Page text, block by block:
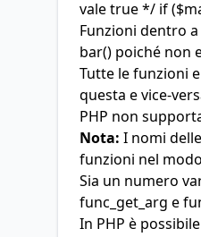
vale true */ if
Funzioni dentro
bar() poiché non
Tutte le funzioni
questa e vice-
PHP non
Nota: I nomi
funzioni nel
Sia un numero
func_get_arg e
In PHP è